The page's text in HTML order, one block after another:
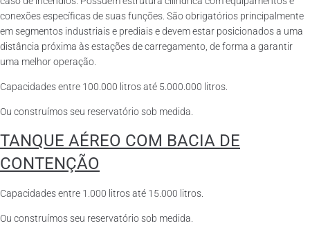
conexões específicas de suas funções. São obrigatórios principalmente
em segmentos industriais e prediais e devem estar posicionados a uma
distância próxima às estações de carregamento, de forma a garantir
uma melhor operação.
Capacidades entre 100.000 litros até 5.000.000 litros.
Ou construímos seu reservatório sob medida.
TANQUE AÉREO COM BACIA DE
CONTENÇÃO
Capacidades entre 1.000 litros até 15.000 litros.
Ou construímos seu reservatório sob medida.